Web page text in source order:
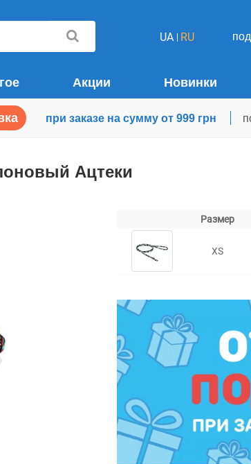
UA RU
Акции Новинки
при заказе на сумму от 999 грн
Ацтеки
Размер
XS